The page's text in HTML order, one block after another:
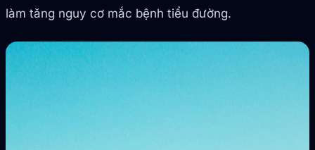
làm tăng nguy cơ mắc bệnh tiểu đường.